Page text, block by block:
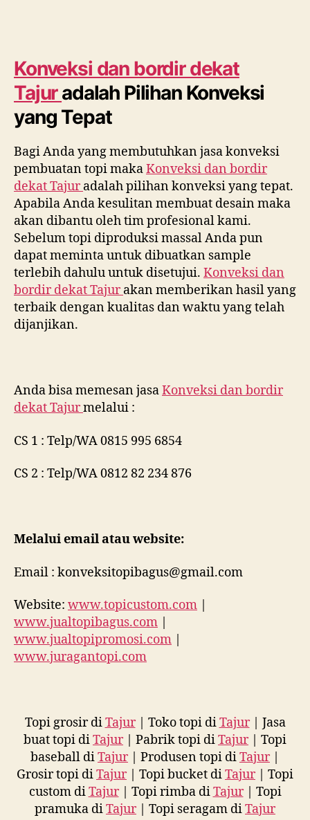
Konveksi dan bordir dekat
Tajur adalah Pilihan Konveksi
yang Tepat
Bagi Anda yang membutuhkan jasa konveksi
pembuatan topi makaKonveksi dan bordir
dekatTajur adalah pilihan konveksi yang tepat.
Apabila Anda kesulitan membuat desain maka
akan dibantu oleh tim profesional kami.
Sebelum topi diproduksi massal Anda pun
dapat meminta untuk dibuatkan sample
terlebih dahulu untuk disetujui. Konveksi dan
bordir dekatTajur akan memberikan hasil yang
terbaik dengan kualitas dan waktu yang telah
dijanjikan.
Anda bisa memesan jasaKonveksi dan bordir
dekatTajurmelalui :
CS 1 : Telp/WA 0815 995 6854
CS 2 : Telp/WA 0812 82 234 876
Melalui email atau website:
Email : konveksitopibagus@gmail.com
Website: www.topicustom.com
www.jualtopibagus.com
www.jualtopipromosi.com
www.juragantopi.com
Topi grosir diTajur| Toko topi diTajur| Jasa
buat topi diTajur| Pabrik topi diTajur| Topi
baseball diTajur| Produsen topi diTajur|
Grosir topi diTajur| Topi bucket diTajur| Topi
custom diTajur| Topi rimba diTajur| Topi
pramuka diTajur| Topi seragam diTajur